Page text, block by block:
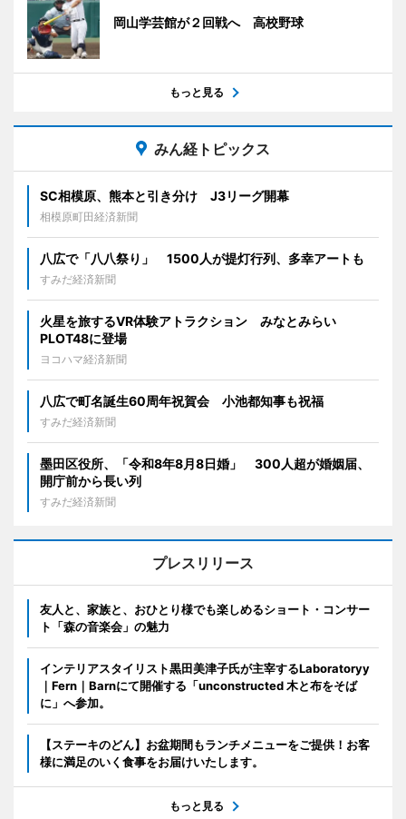
岡山学芸館が２回戦へ 高校野球
もっと見る
みん経トピックス
SC相模原、熊本と引き分け J3リーグ開幕
相模原町田経済新聞
八広で「八八祭り」 1500人が提灯行列、多幸アートも
すみだ経済新聞
火星を旅するVR体験アトラクション みなとみらい
PLOT48に登場
ヨコハマ経済新聞
八広で町名誕生60周年祝賀会 小池都知事も祝福
すみだ経済新聞
墨田区役所、「令和8年8月8日婚」 300人超が婚姻届、
開庁前から長い列
すみだ経済新聞
プレスリリース
友人と、家族と、おひとり様でも楽しめるショート・コンサー
ト「森の音楽会」の魅力
インテリアスタイリスト黒田美津子氏が主宰するLaboratoryy
｜Fern｜Barnにて開催する「unconstructed 木と布をそば
に」へ参加。
【ステーキのどん】お盆期間もランチメニューをご提供！お客
様に満足のいく食事をお届けいたします。
もっと見る